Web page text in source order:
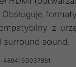
z
surround sound.
4894160037961